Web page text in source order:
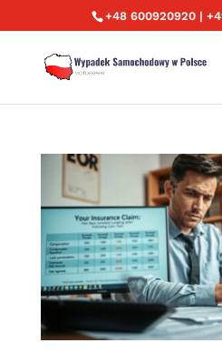
+48 600920920 |